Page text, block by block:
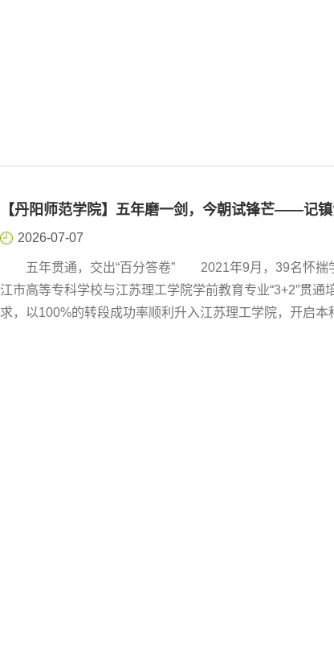
2026-07-07
五年贯通，交出“百分答卷” 2021年9月，39名怀揣学
江市高等专科学校与江苏理工学院学前教育专业“3+2”贯
求，以100%的转段成功率顺利升入江苏理工学院，开启